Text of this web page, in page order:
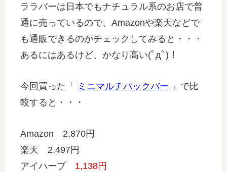
ララバーは日本でもナチュラル系のお店で普
通に売っているので、Amazonや楽天などで
も通販できるのかチェックしてみると・・・
あるにはあるけど、かなり高い(ﾟдﾟ)！
今回買った「 ミニマルチパックバー 」で比
較すると・・・
Amazon 2,870円
楽天 2,497円
アイハーブ 1,138円